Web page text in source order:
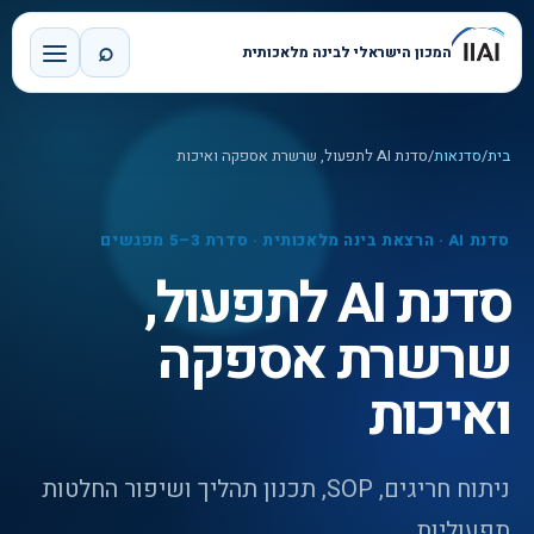
המכון הישראלי לבינה מלאכותית ⌕
בית/סדנאות/סדנת AI לתפעול, שרשרת אספקה ואיכות
סדנת AI · הרצאת בינה מלאכותית · סדרת 3–5 מפגשים
סדנת AI לתפעול,
שרשרת אספקה
ואיכות
ניתוח חריגים, SOP, תכנון תהליך ושיפור החלטות